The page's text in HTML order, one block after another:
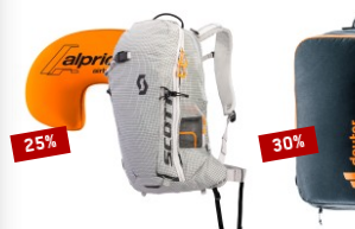
25% 30%